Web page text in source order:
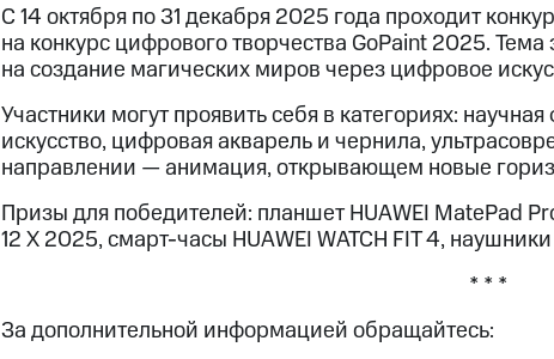
С 14 октября по 31 декабря 2025 года проходит
на конкурс цифрового творчества GoPaint 2025.
на создание магических миров через цифровое
Участники могут проявить себя в категориях:
искусство, цифровая акварель и чернила,
направлении — анимация, открывающем новые
Призы для победителей: планшет HUAWEI MatePad
12 Х 2025, смарт-часы HUAWEI WATCH FIT 4,
* * *
За дополнительной информацией обращайтесь: